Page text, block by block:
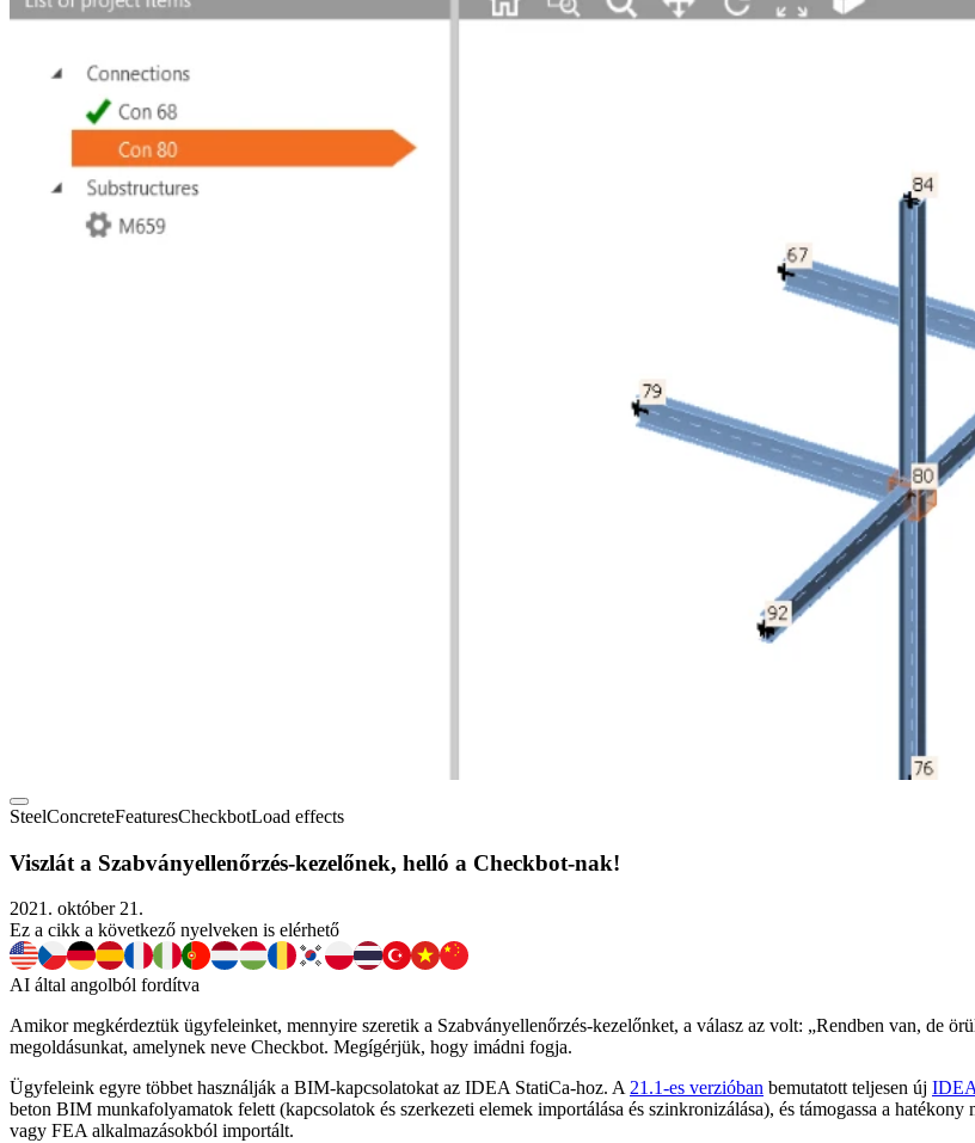
SteelConcreteFeaturesCheckbotLoad effects
Viszlát a Szabványellenőrzés-kezelőnek, helló a Checkbot-nak!
2021. október 21.
Ez a cikk a következő nyelveken is elérhető
AI által angolból fordítva
Amikor megkérdeztük ügyfeleinket, mennyire szeretik a Szabványellenőrzés-kezelőnket, a válasz az volt: „Rendben van, de
megoldásunkat, amelynek neve Checkbot. Megígérjük, hogy imádni fogja.
Ügyfeleink egyre többet használják a BIM-kapcsolatokat az IDEA StatiCa-hoz. A21.1-es verzióban bemutatott teljesen új
beton BIM munkafolyamatok felett (kapcsolatok és szerkezeti elemek importálása és szinkronizálása), és támogassa a
vagy FEA alkalmazásokból importált.